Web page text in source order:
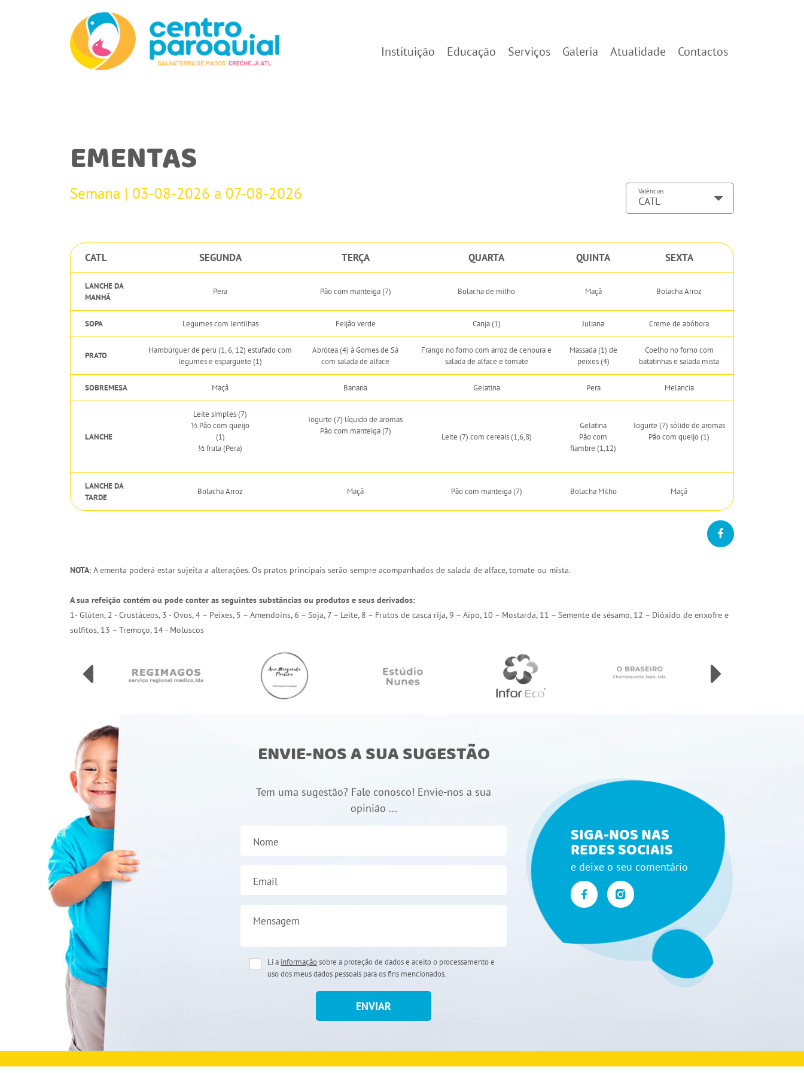
Instituição Educação Serviços Galeria Atualidade Contactos
EMENTAS
Semana | 03-08-2026 a 07-08-2026 Valências
CATL SEGUNDA TERÇA QUARTA QUINTA SEXTA
LANCHE DA
MANHÃ
Pera Pão com manteiga (7) Bolacha de milho Maçã Bolacha Arroz
SOPA Legumes com lentilhas Feijão verde Canja (1) Juliana Creme de abóbora
PRATO
Hambúrguer de peru (1, 6, 12) estufado com
legumes e esparguete (1)
Abrótea (4) à Gomes de Sá
com salada de alface
Frango no forno com arroz de cenoura e
salada de alface e tomate
Massada (1) de
peixes (4)
Coelho no forno com
batatinhas e salada mista
SOBREMESA Maçã Banana Gelatina Pera Melancia
LANCHE
Leite simples (7)
½ Pão com queijo
(1)
½ fruta (Pera)
Iogurte (7) líquido de aromas
Pão com manteiga (7)
Leite (7) com cereais (1,6,8)
Gelatina
Pão com
fiambre (1,12)
Iogurte (7) sólido de aromas
Pão com queijo (1)
LANCHE DA
TARDE
Bolacha Arroz Maçã Pão com manteiga (7) Bolacha Milho Maçã
NOTA: A ementa poderá estar sujeita a alterações. Os pratos principais serão sempre acompanhados de salada de alface, tomate ou mista.
A sua refeição contém ou pode conter as seguintes substâncias ou produtos e seus derivados:
1- Glúten, 2 - Crustáceos, 3 - Ovos, 4 – Peixes, 5 – Amendoins, 6 – Soja, 7 – Leite, 8 – Frutos de casca rija, 9 – Aipo, 10 – Mostarda, 11 – Semente de sésamo, 12 – Dióxido de enxofre e
sulfitos, 13 – Tremoço, 14 - Moluscos
ENVIE-NOS A SUA SUGESTÃO
Tem uma sugestão? Fale conosco! Envie-nos a sua
opinião ...
Nome
Email
Mensagem
Li a informaçãosobre a proteção de dados e aceito o processamento e
uso dos meus dados pessoais para os fins mencionados.
ENVIAR
SIGA-NOS NAS
REDES SOCIAIS
e deixe o seu comentário